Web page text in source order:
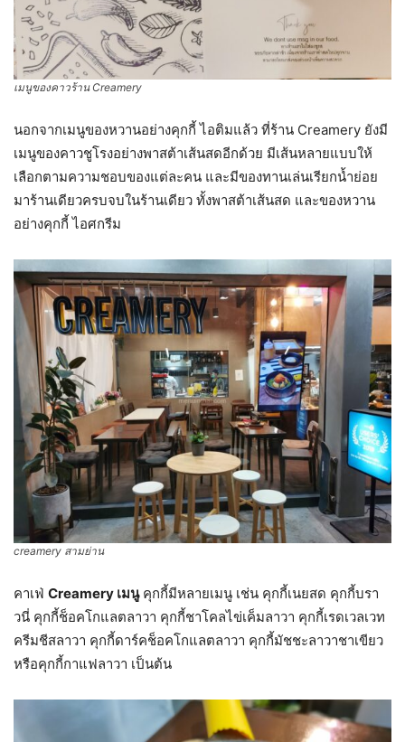
เมนูของคาวร้าน Creamery
นอกจากเมนูของหวานอย่างคุกกี้ ไอติมแล้ว ที่ร้าน Creamery ยังมี
เมนูของคาวชูโรงอย่างพาสต้าเส้นสดอีกด้วย มีเส้นหลายแบบให้
เลือกตามความชอบของแต่ละคน และมีของทานเล่นเรียกน้ำย่อย
มาร้านเดียวครบจบในร้านเดียว ทั้งพาสต้าเส้นสด และของหวาน
อย่างคุกกี้ ไอศกรีม
creamery สามย่าน
คาเฟ่ Creamery เมนูคุกกี้มีหลายเมนู เช่น คุกกี้เนยสด คุกกี้บรา
วนี่ คุกกี้ช็อคโกแลตลาวา คุกกี้ชาโคลไข่เค็มลาวา คุกกี้เรดเวลเวท
ครีมชีสลาวา คุกกี้ดาร์คช็อคโกแลตลาวา คุกกี้มัชชะลาวาชาเขียว
หรือคุกกี้กาแฟลาวา เป็นต้น